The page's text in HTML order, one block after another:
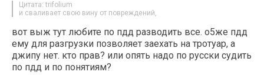
Цитата: trifolium
и сваливает свою вину от повреждений,
вот выж тут любите по пдд разводить все. о5же пдд
ему для разгрузки позволяет заехать на тротуар, а
джипу нет. кто прав? или опять надо по русски судить
по пдд и по понятиям?